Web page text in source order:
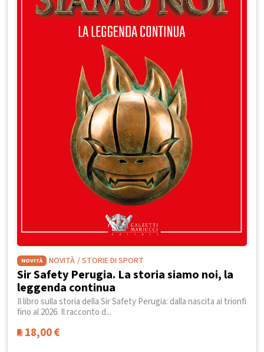
NOVITÀ NOVITÀ / STORIE DI SPORT
Sir Safety Perugia. La storia siamo noi, la
leggenda continua
Il libro sulla storia della Sir Safety Perugia: dalla nascita ai trionfi
fino al 2026. Il racconto d...
18,00€